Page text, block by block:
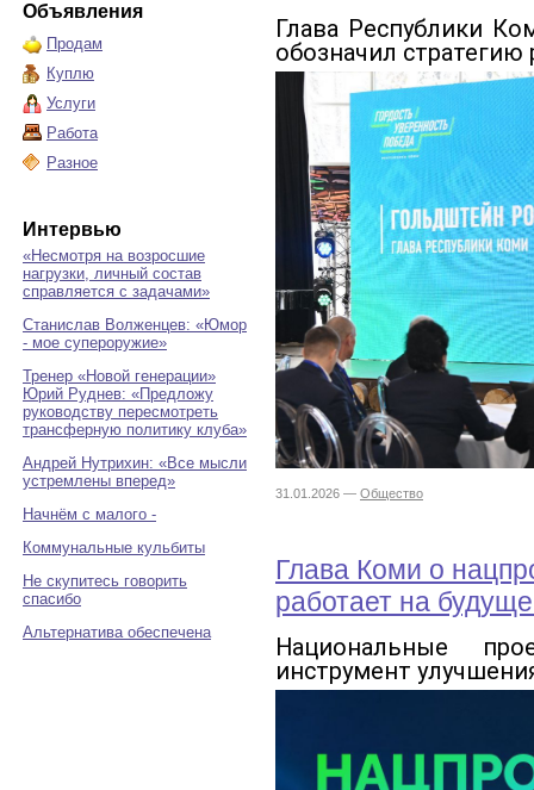
Объявления
Продам
Куплю
Услуги
Работа
Разное
Интервью
«Несмотря на возросшие
нагрузки, личный состав
справляется с задачами»
Станислав Волженцев: «Юмор
- мое супероружие»
Тренер «Новой генерации»
Юрий Руднев: «Предложу
руководству пересмотреть
трансферную политику клуба»
Андрей Нутрихин: «Все мысли
устремлены вперед»
Начнём с малого -
Коммунальные кульбиты
Не скупитесь говорить
спасибо
Альтернатива обеспечена
Глава Республики
обозначил стратегию
31.01.2026 — Общество
Глава Коми о
работает на
Национальные
инструмент